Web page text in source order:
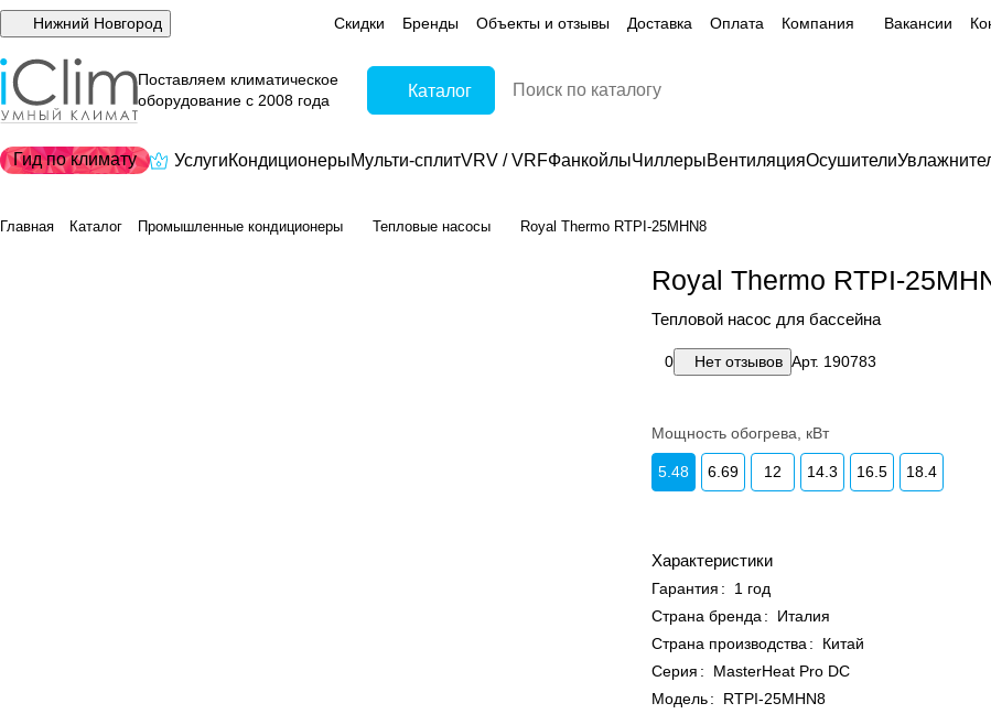
Нижний Новгород Скидки Бренды Объекты и отзывы Доставка Оплата Компания Вакансии
Поставляем климатическое
оборудование с 2008 года
Каталог
Гид по климату УслугиКондиционерыМульти-сплитVRV / VRFФанкойлыЧиллерыВентиляцияОсушители
Главная Каталог Промышленные кондиционеры Тепловые насосы Royal Thermo RTPI-25MHN8
Royal Thermo RTPI-
Тепловой насос для бассейна
0 Нет отзывов Арт. 190783
Мощность обогрева, кВт
5.48 6.69 12 14.3 16.5 18.4
Характеристики
Гарантия :
1 год
Страна бренда :
Италия
Страна производства :
Китай
Серия :
MasterHeat Pro DC
Модель:
RTPI-25MHN8